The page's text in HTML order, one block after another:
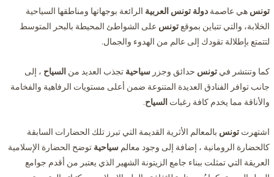
تونس هي عاصمةدولة تونس العربية الرائعة بوجهاتها ومناطقها السياحية
الخلابة، والتي تتباين بموقعتونس على الشواطئ المحيطة بالبحر المتوسط
لتتمتع بإطلالة تقودك إلى عالم من الهدوء والجمال.
كما وتنتشر فيتونس حدائق وجزرسياحية تجذب العديد من السياح ، إلى
جانب توافر الفنادق العديدة المتنوعة ضمن أعلى مستويات الرفاهية والفخامة
والأناقة مما يخدم كافة رغبات السياح.
اشتهرتتونس بالمعالم الأثرية القديمة التي تبرز تلك الحضارات السابقة
كالحضارة الرومانية ، إضافة إلى وجود معالم سياحية توضح الحضارة الإسلامية
العريقة التي تمثلت ببناء جامع الزيتونة الشهير الذي يعتبر من أقدم جوامع